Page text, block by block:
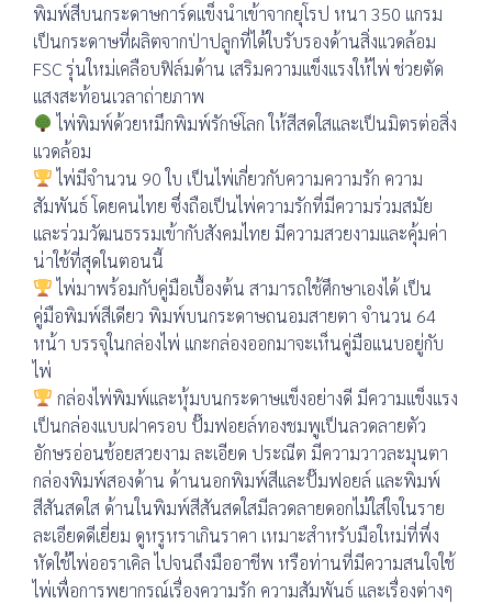
พิมพ์สีบนกระดาษการ์ดแข็งนำเข้าจากยุโรป หนา 350 แกรม
เป็นกระดาษที่ผลิตจากป่าปลูกที่ได้ใบรับรองด้านสิ่งแวดล้อม
FSC รุ่นใหม่เคลือบฟิล์มด้าน เสริมความแข็งแรงให้ไพ่ ช่วยตัด
แสงสะท้อนเวลาถ่ายภาพ
ไพ่พิมพ์ด้วยหมึกพิมพ์รักษ์โลก ให้สีสดใสและเป็นมิตรต่อสิ่ง
แวดล้อม
ไพ่มีจำนวน 90 ใบ เป็นไพ่เกี่ยวกับความความรัก ความ
สัมพันธ์ โดยคนไทย ซึ่งถือเป็นไพ่ความรักที่มีความร่วมสมัย
และร่วมวัฒนธรรมเข้ากับสังคมไทย มีความสวยงามและคุ้มค่า
น่าใช้ที่สุดในตอนนี้
ไพ่มาพร้อมกับคู่มือเบื้องต้น สามารถใช้ศึกษาเองได้ เป็น
คู่มือพิมพ์สีเดียว พิมพ์บนกระดาษถนอมสายตา จำนวน 64
หน้า บรรจุในกล่องไพ่ แกะกล่องออกมาจะเห็นคู่มือแนบอยู่กับ
ไพ่
กล่องไพ่พิมพ์และหุ้มบนกระดาษแข็งอย่างดี มีความแข็งแรง
เป็นกล่องแบบฝาครอบ ปั๊มฟอยล์ทองชมพูเป็นลวดลายตัว
อักษรอ่อนช้อยสวยงาม ละเอียด ประณีต มีความวาวละมุนตา
กล่องพิมพ์สองด้าน ด้านนอกพิมพ์สีและปั๊มฟอยล์ และพิมพ์
สีสันสดใส ด้านในพิมพ์สีสันสดใสมีลวดลายดอกไม้ใส่ใจในราย
ละเอียดดีเยี่ยม ดูหรูหราเกินราคา เหมาะสำหรับมือใหม่ที่พึ่ง
หัดใช้ไพ่ออราเคิล ไปจนถึงมืออาชีพ หรือท่านที่มีความสนใจใช้
ไพ่เพื่อการพยากรณ์เรื่องความรัก ความสัมพันธ์ และเรื่องต่างๆ